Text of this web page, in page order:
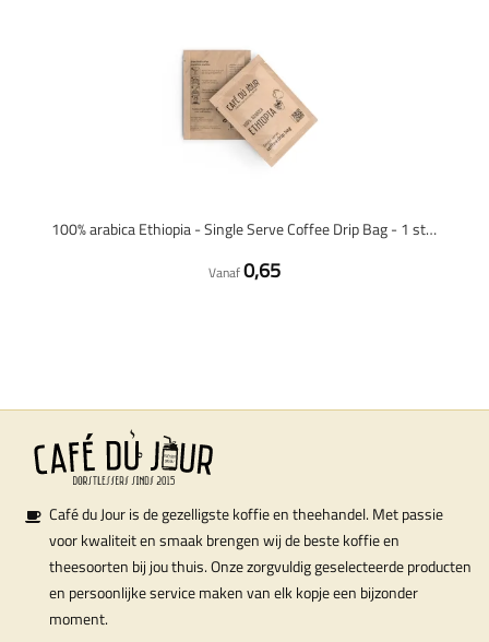
100% arabica Ethiopia - Single Serve Coffee Drip Bag - 1 stuk
Vanaf0,65
Café du Jour is de gezelligste koffie en theehandel. Met passie
voor kwaliteit en smaak brengen wij de beste koffie en
theesoorten bij jou thuis. Onze zorgvuldig geselecteerde producten
en persoonlijke service maken van elk kopje een bijzonder
moment.